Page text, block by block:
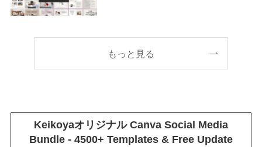
もっと見る
Keikoyaオリジナル Canva Social Media
Bundle - 4500+ Templates & Free Update